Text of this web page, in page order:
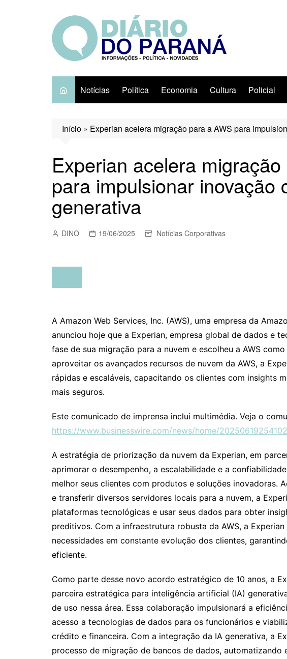
Notícias Política Economia Cultura Policial
Início » Experian acelera migração para a AWS para
Experian acelera
para impulsionar inovação
generativa
DINO 19/06/2025 Notícias Corporativas
A Amazon Web Services, Inc. (AWS), uma empresa da
anunciou hoje que a Experian, empresa global de dados e
fase de sua migração para a nuvem e escolheu a AWS
aproveitar os avançados recursos de nuvem da AWS, a
rápidas e escaláveis, capacitando os clientes com insights
mais seguros.
Este comunicado de imprensa inclui multimédia. Veja o
https://www.businesswire.com/news/home/
A estratégia de priorização da nuvem da Experian, em
aprimorar o desempenho, a escalabilidade e a
melhor seus clientes com produtos e soluções inovadoras.
e transferir diversos servidores locais para a nuvem, a
plataformas tecnológicas e usar seus dados para obter
preditivos. Com a infraestrutura robusta da AWS, a
necessidades em constante evolução dos clientes,
eficiente.
Como parte desse novo acordo estratégico de 10 anos, a
parceira estratégica para inteligência artificial (IA)
de uso nessa área. Essa colaboração impulsionará a
acesso a tecnologias de dados para os funcionários e
crédito e financeira. Com a integração da IA generativa, a
processo de migração de bancos de dados, automatizando